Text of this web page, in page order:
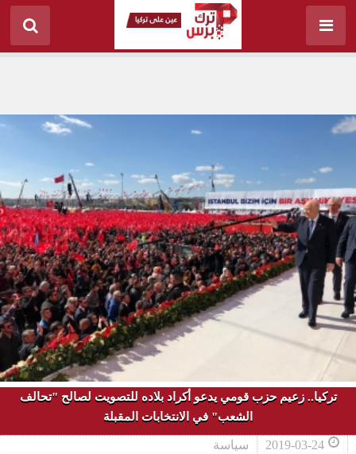
تركيا.. زعيم حزب قومي يدعو أكراد بلاده للتصويت لصالح "تحالف
الشعب" في الانتخابات المقبلة
2019-03-24 سياسة